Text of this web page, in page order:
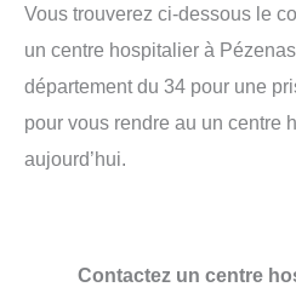
Vous trouverez ci-dessous le
un centre hospitalier à
département du 34 pour une
pour vous rendre au un centre
aujourd’hui.
Contactez un centre